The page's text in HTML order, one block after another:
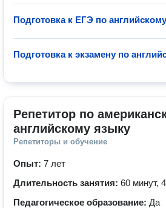
Подготовка к ЕГЭ по
Подготовка к экзамену по
Репетитор по
английскому языку
Репетиторы и обучение
Опыт: 7 лет
Длительность занятия: 60 минут,
Педагогическое образование: Да